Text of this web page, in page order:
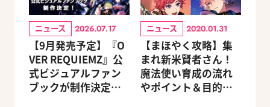
ニュース 2026.07.17
【9月発売予定】『O
VER REQUIEMZ』公
式ビジュアルファン
ブックが制作決定！
ニュース 2020.01.31
【まほやく攻略】集
まれ新米賢者さん！
魔法使い育成の流れ
やポイント＆目的別